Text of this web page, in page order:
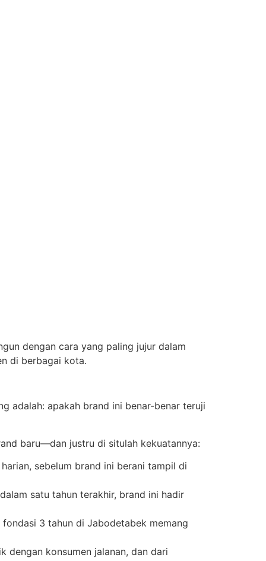
dengan cara yang paling jujur dalam
di berbagai kota.
adalah: apakah brand ini benar-benar teruji
baru—dan justru di situlah kekuatannya:
sebelum brand ini berani tampil di
satu tahun terakhir, brand ini hadir
3 tahun di Jabodetabek memang
dengan konsumen jalanan, dan dari